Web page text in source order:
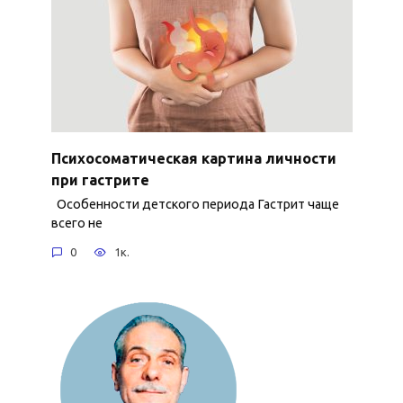
Психосоматическая картина личности
при гастрите
Особенности детского периода Гастрит чаще
всего не
0 1к.